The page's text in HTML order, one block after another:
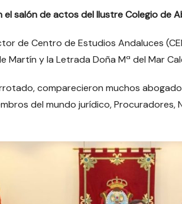
salón de actos del Ilustre Colegio de
de Centro de Estudios Andaluces
Martín y la Letrada Doña Mª del Mar
comparecieron muchos
del mundo jurídico, Procuradores,